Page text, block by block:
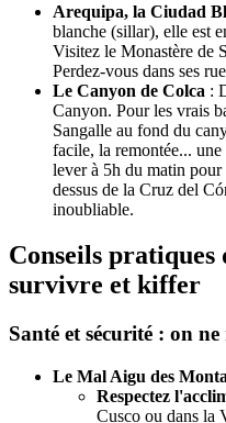
Arequipa, la Ciudad
blanche (sillar), elle est
Visitez le Monastère de
Perdez-vous dans ses
Le Canyon de Colca :
Canyon. Pour les vrais
Sangalle au fond du
facile, la remontée...
lever à 5h du matin
dessus de la Cruz del
inoubliable.
Conseils
survivre et kiffer
Santé et sécurité : on
Le Mal Aigu des
Respectez
Cusco ou dans la